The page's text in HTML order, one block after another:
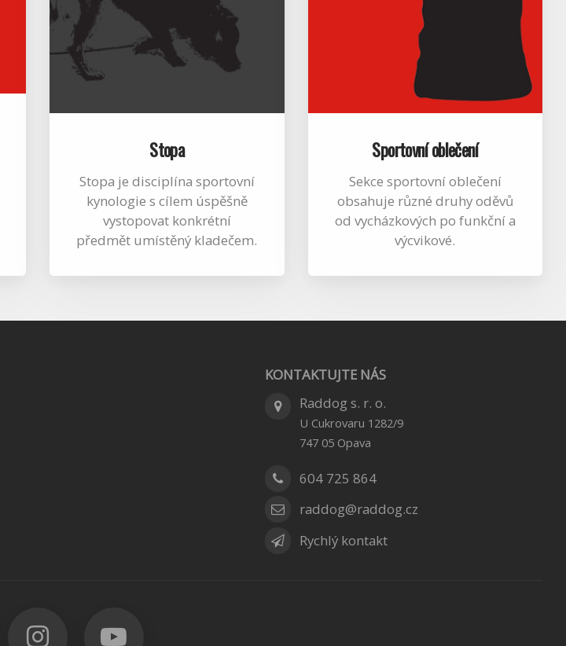
Stopa
Stopa je disciplína sportovní
kynologie s cílem úspěšně
vystopovat konkrétní
předmět umístěný kladečem.
Sportovní oblečení
Sekce sportovní oblečení
obsahuje různé druhy oděvů
od vycházkových po funkční a
výcvikové.
KONTAKTUJTE NÁS
Raddog s. r. o.
U Cukrovaru 1282/9
747 05 Opava
604 725 864
raddog@raddog.cz
Rychlý kontakt